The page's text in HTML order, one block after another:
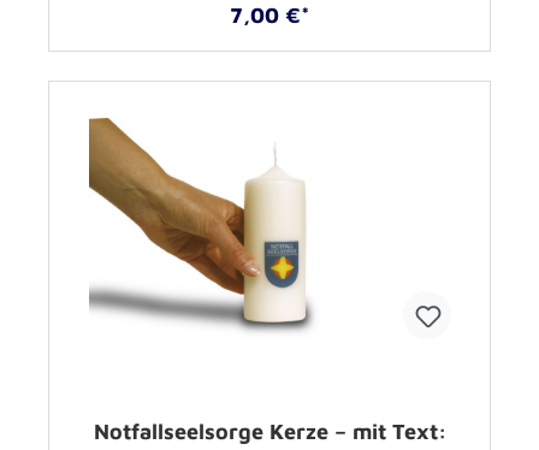
7,00 €*
Notfallseelsorge Kerze – mit Text: